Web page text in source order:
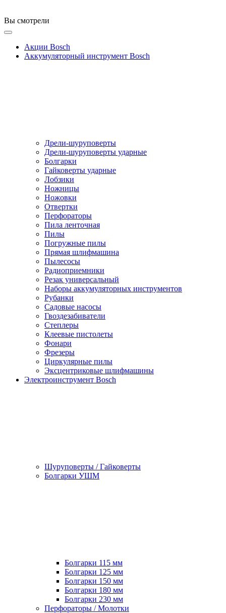
Вы смотрели
Акции Bosch
Аккумуляторный инструмент Bosch
Дрели-шуруповерты
Дрели-шуруповерты ударные
Болгарки
Гайковерты ударные
Лобзики
Ножницы
Ножовки
Отвертки
Перфораторы
Пила ленточная
Пилы
Погружные пилы
Прямая шлифмашина
Пылесосы
Радиоприемники
Резак универсальный
Наборы аккумуляторных инструментов
Рубанки
Садовые насосы
Гвоздезабиватели
Степлеры
Клеевые пистолеты
Фонари
Фрезеры
Циркулярные пилы
Эксцентриковые шлифмашины
Электроинструмент Bosch
Шуруповерты / Гайковерты
Болгарки УШМ
Болгарки 115 мм
Болгарки 125 мм
Болгарки 150 мм
Болгарки 180 мм
Болгарки 230 мм
Перфораторы / Молотки